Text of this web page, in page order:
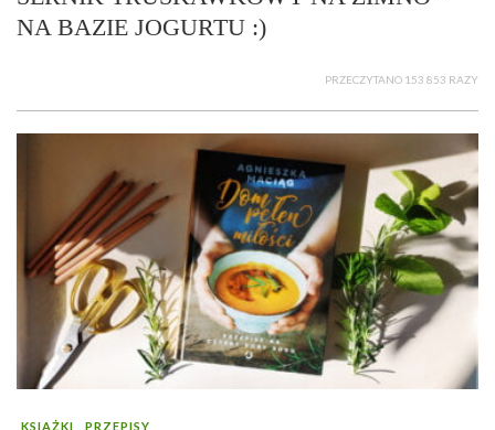
NA BAZIE JOGURTU :)
PRZECZYTANO 153 853 RAZY
KSIĄŻKI PRZEPISY